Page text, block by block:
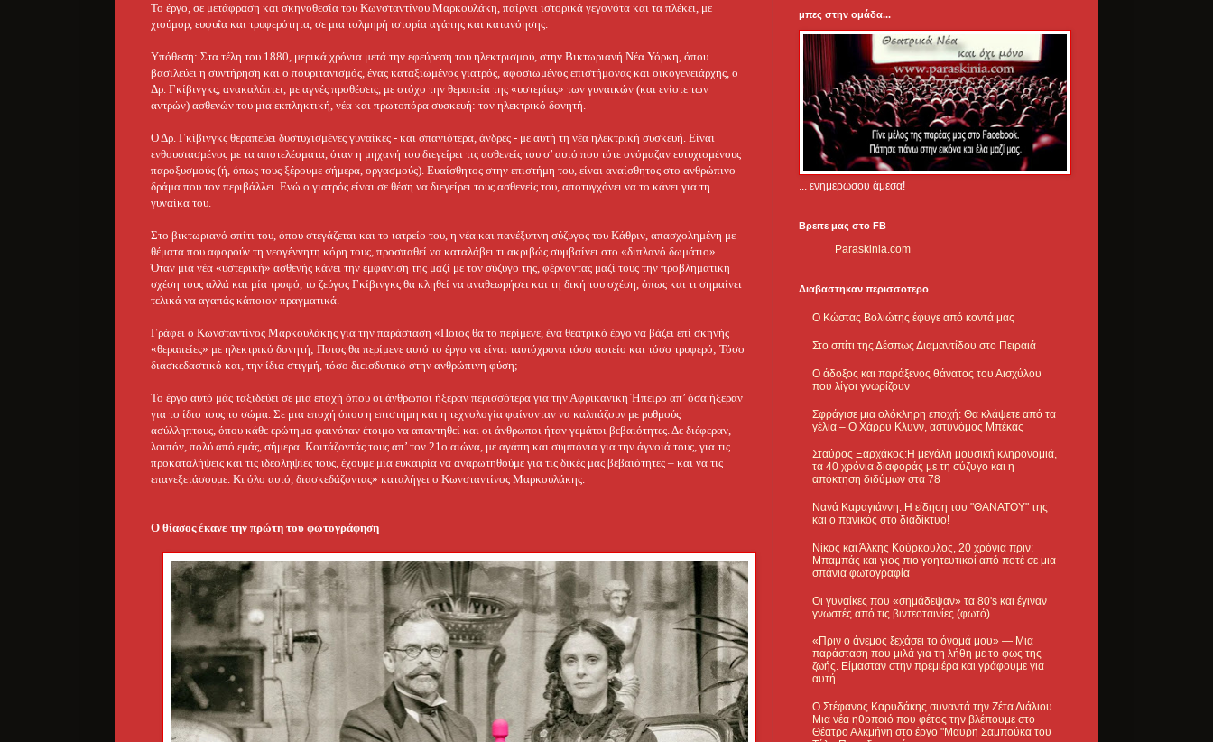
Το έργο, σε μετάφραση και σκηνοθεσία του Κωνσταντίνου Μαρκουλάκη, παίρνει ιστορικά γεγονότα και τα πλέκει, με
χιούμορ, ευφυΐα και τρυφερότητα, σε μια τολμηρή ιστορία αγάπης και κατανόησης.
Υπόθεση: Στα τέλη του 1880, μερικά χρόνια μετά την εφεύρεση του ηλεκτρισμού, στην Βικτωριανή Νέα Υόρκη, όπου
βασιλεύει η συντήρηση και ο πουριτανισμός, ένας καταξιωμένος γιατρός, αφοσιωμένος επιστήμονας και οικογενειάρχης, ο
Δρ. Γκίβινγκς, ανακαλύπτει, με αγνές προθέσεις, με στόχο την θεραπεία της «υστερίας» των γυναικών (και ενίοτε των
αντρών) ασθενών του μια εκπληκτική, νέα και πρωτοπόρα συσκευή: τον ηλεκτρικό δονητή.
Ο Δρ. Γκίβινγκς θεραπεύει δυστυχισμένες γυναίκες - και σπανιότερα, άνδρες - με αυτή τη νέα ηλεκτρική συσκευή. Είναι
ενθουσιασμένος με τα αποτελέσματα, όταν η μηχανή του διεγείρει τις ασθενείς του σ’ αυτό που τότε ονόμαζαν ευτυχισμένους
παροξυσμούς (ή, όπως τους ξέρουμε σήμερα, οργασμούς). Ευαίσθητος στην επιστήμη του, είναι αναίσθητος στο ανθρώπινο
δράμα που τον περιβάλλει. Ενώ ο γιατρός είναι σε θέση να διεγείρει τους ασθενείς του, αποτυγχάνει να το κάνει για τη
γυναίκα του.
Στο βικτωριανό σπίτι του, όπου στεγάζεται και το ιατρείο του, η νέα και πανέξυπνη σύζυγος του Κάθριν, απασχολημένη με
θέματα που αφορούν τη νεογέννητη κόρη τους, προσπαθεί να καταλάβει τι ακριβώς συμβαίνει στο «διπλανό δωμάτιο».
Όταν μια νέα «υστερική» ασθενής κάνει την εμφάνιση της μαζί με τον σύζυγο της, φέρνοντας μαζί τους την προβληματική
σχέση τους αλλά και μία τροφό, το ζεύγος Γκίβινγκς θα κληθεί να αναθεωρήσει και τη δική του σχέση, όπως και τι σημαίνει
τελικά να αγαπάς κάποιον πραγματικά.
Γράφει ο Κωνσταντίνος Μαρκουλάκης για την παράσταση «Ποιος θα το περίμενε, ένα θεατρικό έργο να βάζει επί σκηνής
«θεραπείες» με ηλεκτρικό δονητή; Ποιος θα περίμενε αυτό το έργο να είναι ταυτόχρονα τόσο αστείο και τόσο τρυφερό; Τόσο
διασκεδαστικό και, την ίδια στιγμή, τόσο διεισδυτικό στην ανθρώπινη φύση;
Το έργο αυτό μάς ταξιδεύει σε μια εποχή όπου οι άνθρωποι ήξεραν περισσότερα για την Αφρικανική Ήπειρο απ’ όσα ήξεραν
για το ίδιο τους το σώμα. Σε μια εποχή όπου η επιστήμη και η τεχνολογία φαίνονταν να καλπάζουν με ρυθμούς
ασύλληπτους, όπου κάθε ερώτημα φαινόταν έτοιμο να απαντηθεί και οι άνθρωποι ήταν γεμάτοι βεβαιότητες. Δε διέφεραν,
λοιπόν, πολύ από εμάς, σήμερα. Κοιτάζοντάς τους απ’ τον 21ο αιώνα, με αγάπη και συμπόνια για την άγνοιά τους, για τις
προκαταλήψεις και τις ιδεοληψίες τους, έχουμε μια ευκαιρία να αναρωτηθούμε για τις δικές μας βεβαιότητες – και να τις
επανεξετάσουμε. Κι όλο αυτό, διασκεδάζοντας» καταλήγει ο Κωνσταντίνος Μαρκουλάκης.
Ο θίασος έκανε την πρώτη του φωτογράφηση
μπες στην ομάδα...
... ενημερώσου άμεσα!
Βρειτε μας στο FB
Paraskinia.com
Διαβαστηκαν περισσοτερο
Ο Κώστας Βολιώτης έφυγε από κοντά μας
Στο σπίτι της Δέσπως Διαμαντίδου στο Πειραιά
Ο άδοξος και παράξενος θάνατος του Αισχύλου
που λίγοι γνωρίζουν
Σφράγισε μια ολόκληρη εποχή: Θα κλάψετε από τα
γέλια – Ο Χάρρυ Κλυνν, αστυνόμος Μπέκας
Σταύρος Ξαρχάκος:Η μεγάλη μουσική κληρονομιά,
τα 40 χρόνια διαφοράς με τη σύζυγο και η
απόκτηση διδύμων στα 78
Νανά Καραγιάννη: Η είδηση του "ΘΑΝΑΤΟΥ" της
και ο πανικός στο διαδίκτυο!
Νίκος και Άλκης Κούρκουλος, 20 χρόνια πριν:
Μπαμπάς και γιος πιο γοητευτικοί από ποτέ σε μια
σπάνια φωτογραφία
Οι γυναίκες που «σημάδεψαν» τα 80's και έγιναν
γνωστές από τις βιντεοταινίες (φωτό)
«Πριν ο άνεμος ξεχάσει το όνομά μου» — Μια
παράσταση που μιλά για τη λήθη με το φως της
ζωής. Είμασταν στην πρεμιέρα και γράφουμε για
αυτή
Ο Στέφανος Καρυδάκης συναντά την Ζέτα Λιάλιου.
Μια νέα ηθοποιό που φέτος την βλέπουμε στο
Θέατρο Αλκμήνη στο έργο "Μαυρη Σαμπούκα του